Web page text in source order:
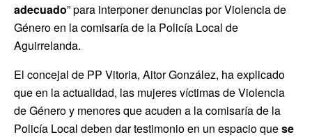
adecuado” para interponer denuncias por Violencia de
Género en la comisaría de la Policía Local de
Aguirrelanda.
El concejal de PP Vitoria, Aitor González, ha explicado
que en la actualidad, las mujeres víctimas de Violencia
de Género y menores que acuden a la comisaría de la
Policía Local deben dar testimonio en un espacio quese